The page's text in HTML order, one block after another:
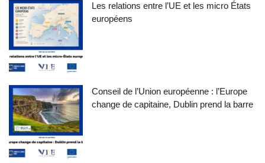
Les relations entre l’UE et les micro États
européens
Conseil de l’Union européenne : l’Europe
change de capitaine, Dublin prend la barre